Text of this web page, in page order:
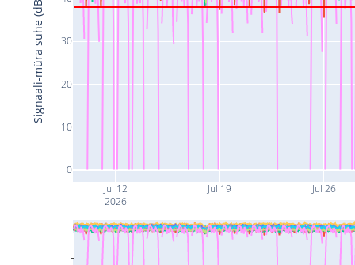
Jul 12
2026
Jul 19 Jul 26
0
10
20
30
Signaali-müra suhe (dB)